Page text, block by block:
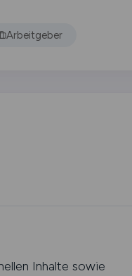
Arbeitgeber
Inhalte sowie